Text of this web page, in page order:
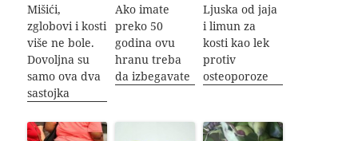
Mišići,
zglobovi i kosti
više ne bole.
Dovoljna su
samo ova dva
sastojka
Ako imate
preko 50
godina ovu
hranu treba
da izbegavate
Ljuska od jaja
i limun za
kosti kao lek
protiv
osteoporoze